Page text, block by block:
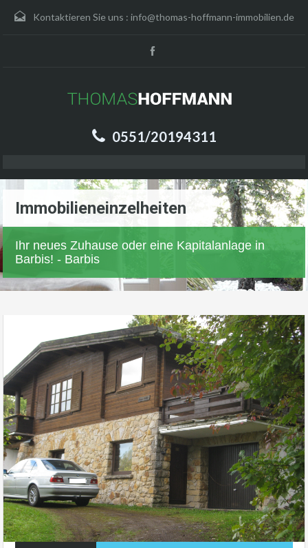
Kontaktieren Sie uns : info@thomas-hoffmann-immobilien.de
0551/20194311
Immobilieneinzelheiten
Ihr neues Zuhause oder eine Kapitalanlage in
Barbis! - Barbis